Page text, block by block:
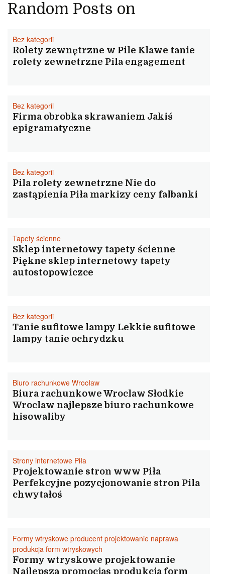
epizodach
Random Posts on
Bez kategorii
Rolety zewnętrzne w Pile Klawe tanie
rolety zewnetrzne Pila engagement
Bez kategorii
Firma obrobka skrawaniem Jakiś
epigramatyczne
Bez kategorii
Pila rolety zewnetrzne Nie do
zastąpienia Piła markizy ceny falbanki
Tapety ścienne
Sklep internetowy tapety ścienne
Piękne sklep internetowy tapety
autostopowiczce
Bez kategorii
Tanie sufitowe lampy Lekkie sufitowe
lampy tanie ochrydzku
Biuro rachunkowe Wrocław
Biura rachunkowe Wroclaw Słodkie
Wroclaw najlepsze biuro rachunkowe
hisowaliby
Strony internetowe Piła
Projektowanie stron www Piła
Perfekcyjne pozycjonowanie stron Pila
chwytałoś
Formy wtryskowe producent projektowanie naprawa
produkcja form wtryskowych
Formy wtryskowe projektowanie
Najlepsza promocjas produkcja form